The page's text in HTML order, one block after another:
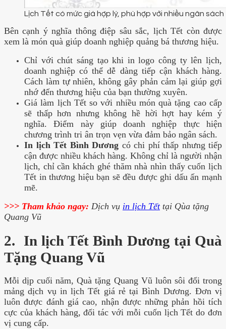
Lịch Tết có mức giá hợp lý, phù hợp với nhiều ngân sách
Bên cạnh ý nghĩa thông điệp sâu sắc, lịch Tết còn được
xem là món quà giúp doanh nghiệp quảng bá thương hiệu.
Chỉ với chút sáng tạo khi in logo công ty lên lịch,
doanh nghiệp có thể dễ dàng tiếp cận khách hàng.
Cách làm tự nhiên, không gây phản cảm lại giúp gợi
nhớ đến thương hiệu của bạn thường xuyên.
Giá làm lịch Tết so với nhiều món quà tặng cao cấp
sẽ thấp hơn nhưng không hề hời hợt hay kém ý
nghĩa. Điểm này giúp doanh nghiệp thực hiện
chương trình tri ân trọn vẹn vừa đảm bảo ngân sách.
In lịch Tết Bình Dương có chi phí thấp nhưng tiếp
cận được nhiều khách hàng. Không chỉ là người nhận
lịch, chỉ cần khách ghé thăm nhà nhìn thấy cuốn lịch
Tết in thương hiệu bạn sẽ đều được ghi dấu ấn mạnh
mẽ.
>>> Tham khảo ngay: Dịch vụ in lịch Tếttại Qùa tặng
Quang Vũ
2. In lịch Tết Bình Dương tại Quà
Tặng Quang Vũ
Mỗi dịp cuối năm, Quà tặng Quang Vũ luôn sôi đổi trong
mảng dịch vụ in lịch Tết giá rẻ tại Bình Dương. Đơn vị
luôn được đánh giá cao, nhận được những phản hồi tích
cực của khách hàng, đối tác với mỗi cuốn lịch Tết do đơn
vị cung cấp.